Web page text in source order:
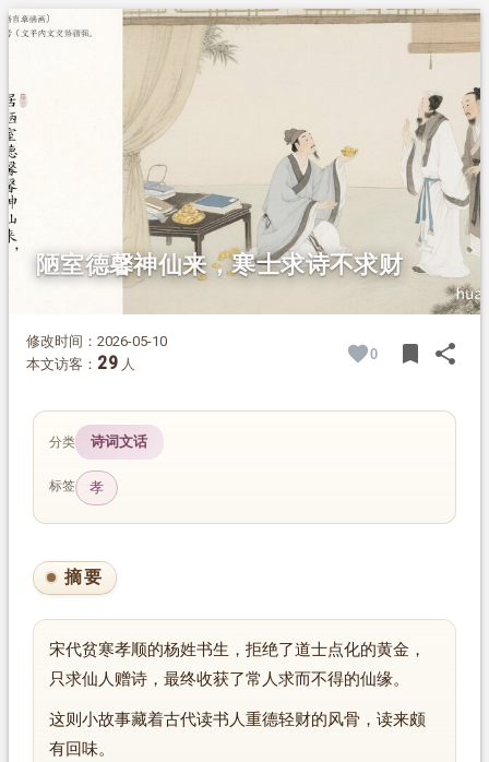
1.摘要
陋室德馨神仙来，寒士求诗不求财
修改时间：2026-05-10
本文访客： 29 人
0 bookmark share
分类 诗词文话
标签 孝
摘要
宋代贫寒孝顺的杨姓书生，拒绝了道士点化的黄金，
只求仙人赠诗，最终收获了常人求而不得的仙缘。
这则小故事藏着古代读书人重德轻财的风骨，读来颇
有回味。